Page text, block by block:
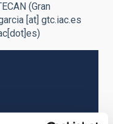
(Gran
[at] gtc.iac.es